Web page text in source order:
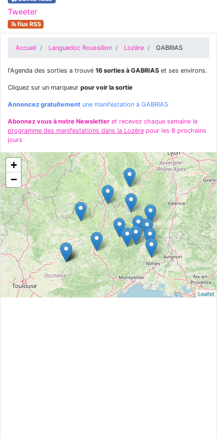
Tweeter
flux RSS
Accueil Languedoc Roussillon Lozère GABRIAS
l'Agenda des sorties a trouvé 16 sorties à GABRIAS et ses environs.
Cliquez sur un marqueur pour voir la sortie
Annoncez gratuitement une manifestation à GABRIAS
Abonnez vous à notre Newsletter et recevez chaque semaine le
programme des manifestations dans la Lozère pour les 8 prochains
jours
+
−
Leaflet